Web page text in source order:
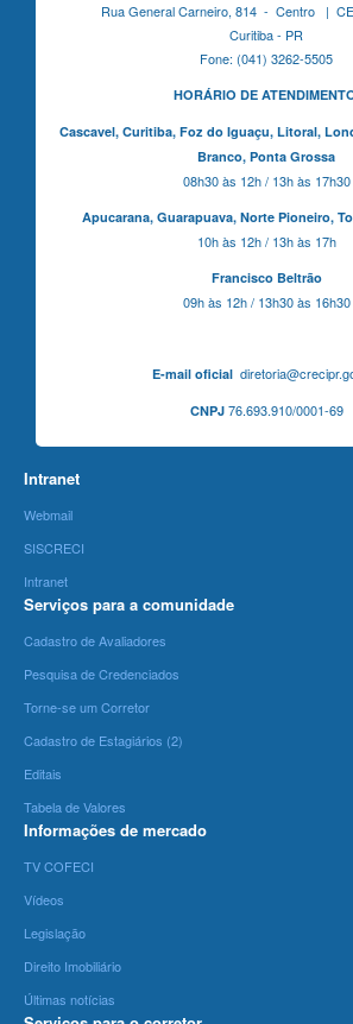
Rua General Carneiro, 814 - Centro |
Curitiba - PR
Fone: (041) 3262-5505
HORÁRIO DE
Cascavel, Curitiba,Foz do Iguaçu, Litoral,
Branco, Ponta Grossa
08h30 às 12h / 13h às 17h30
Apucarana, Guarapuava, Norte Pioneiro,
10h às 12h / 13h às 17h
Francisco Beltrão
09h às 12h / 13h30 às 16h30
E-mail oficial
CNPJ76.693.910/0001-69
Intranet
Webmail
SISCRECI
Intranet
Serviços para a comunidade
Cadastro de Avaliadores
Pesquisa de Credenciados
Torne-se um Corretor
Cadastro de Estagiários (2)
Editais
Tabela de Valores
Informações de mercado
TV COFECI
Vídeos
Legislação
Direito Imobiliário
Últimas notícias